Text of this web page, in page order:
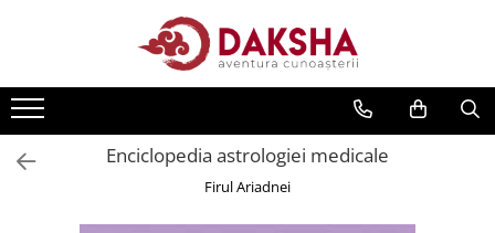
Editura Daksha
Seria Radu Cinamar
Seria David Icke
Enciclopedia astrologiei medicale
Firul Ariadnei